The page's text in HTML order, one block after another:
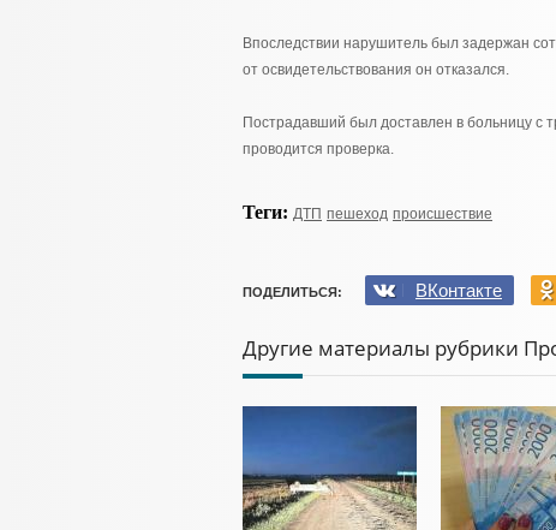
Впоследствии нарушитель был задержан
от освидетельствования он отказался.
Пострадавший был доставлен в больницу
проводится проверка.
Теги: ДТП пешеход происшествие
ПОДЕЛИТЬСЯ: ВКонтакте
Другие материалы рубрики